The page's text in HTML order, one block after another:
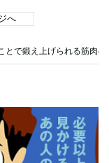
へ
とで鍛え上げられる筋肉の